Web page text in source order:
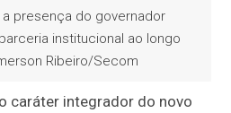
presença do governador
institucional ao longo
Ribeiro/Secom
caráter integrador do novo